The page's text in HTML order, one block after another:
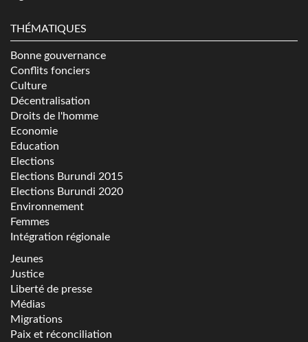
THÉMATIQUES
Bonne gouvernance
Conflits fonciers
Culture
Décentralisation
Droits de l'homme
Economie
Education
Elections
Elections Burundi 2015
Elections Burundi 2020
Environnement
Femmes
Intégration régionale
Jeunes
Justice
Liberté de presse
Médias
Migrations
Paix et réconciliation